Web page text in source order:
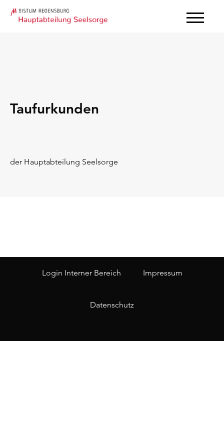
Taufurkunden
der Hauptabteilung Seelsorge
Login Interner Bereich Impressum
Datenschutz